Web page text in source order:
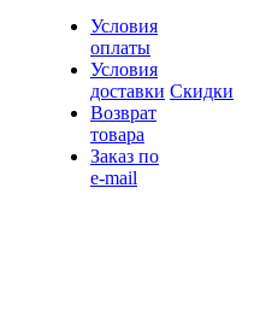
Условия
оплаты
Условия
доставки
Возврат
товара
Заказ по
e-mail
Скидки